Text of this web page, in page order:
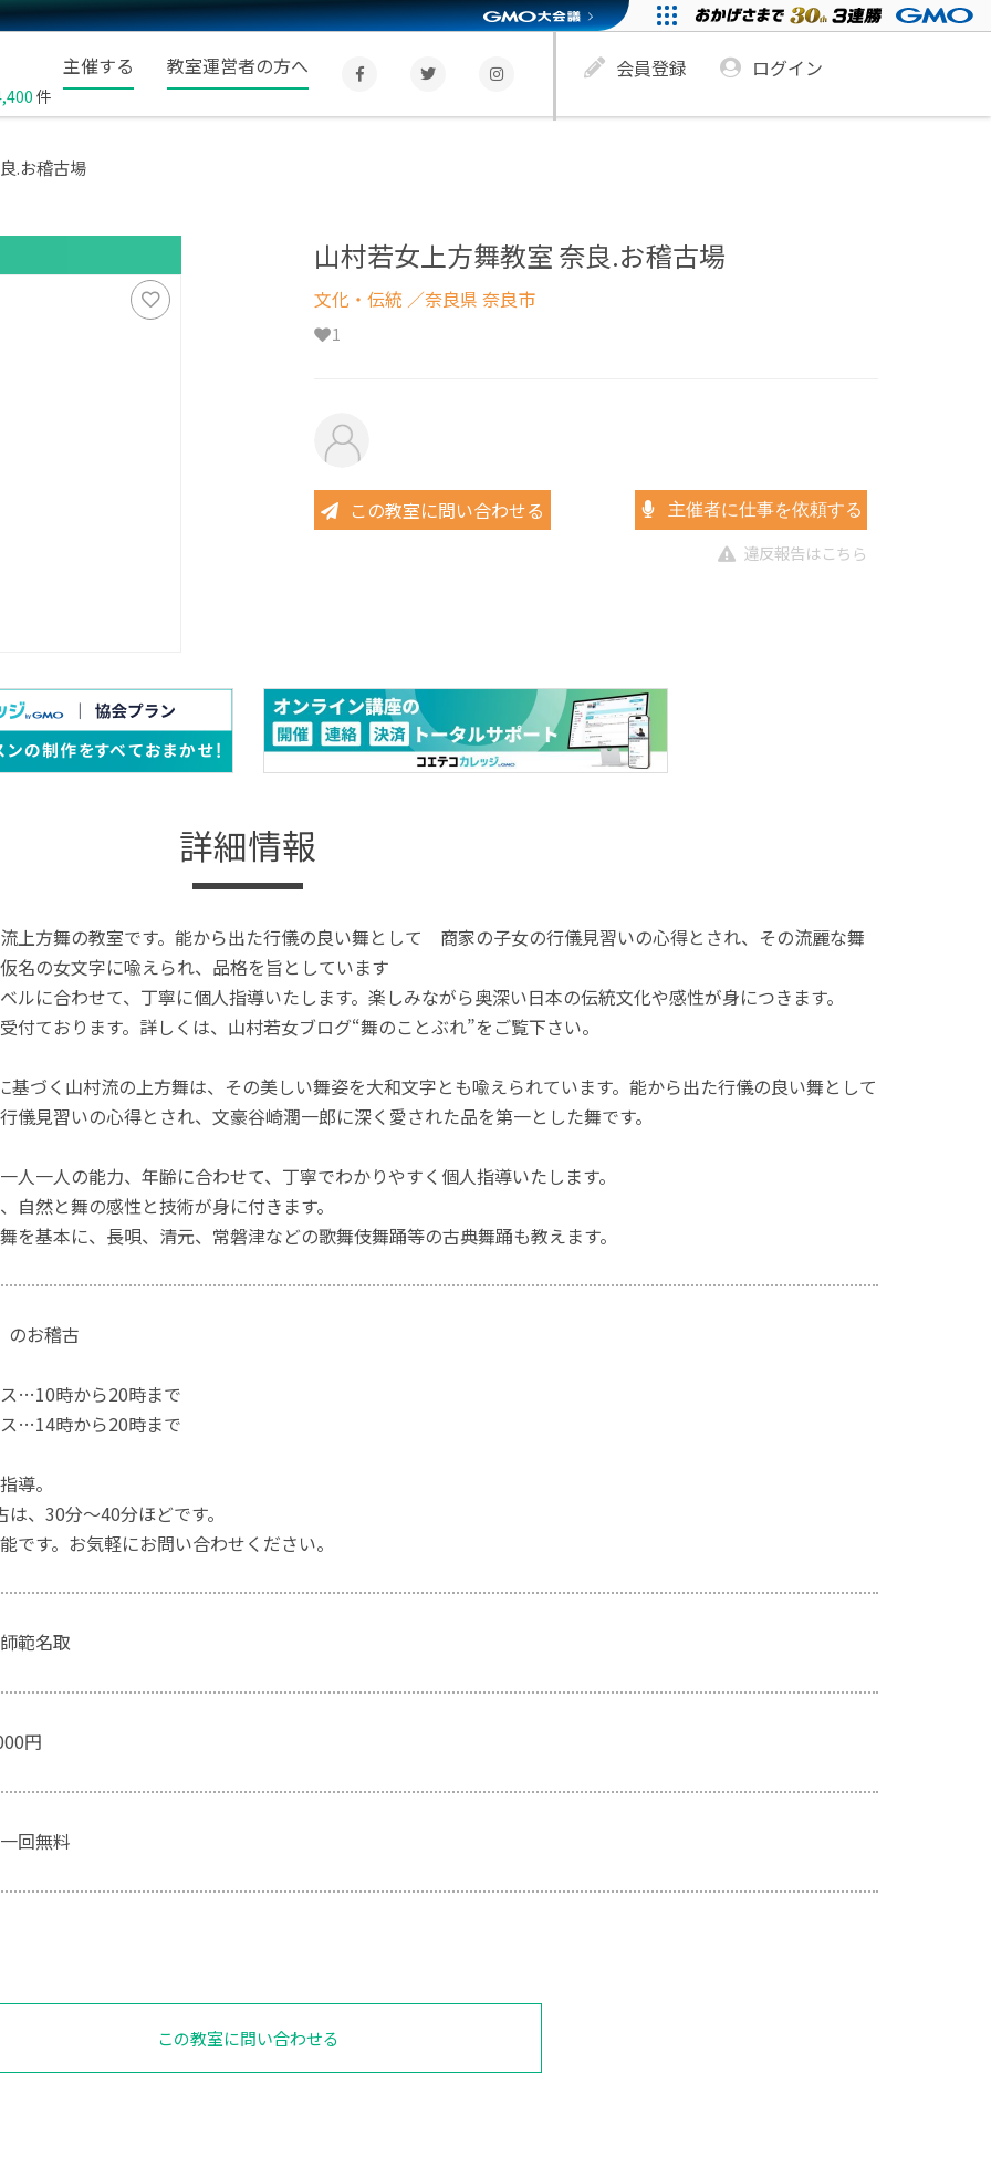
件
主催する 教室運営者の方へ 会員登録 ログイン
.お稽古場
山村若女上方舞教室 奈良.お稽古場
文化・伝統 ／奈良県 奈良市
1
この教室に問い合わせる 主催者に仕事を依頼する
違反報告はこちら
詳細情報
上方舞の教室です。能から出た行儀の良い舞として 商家の子女の行儀見習いの心得とされ、その流麗な舞
名の女文字に喩えられ、品格を旨としています
ルに合わせて、丁寧に個人指導いたします。楽しみながら奥深い日本の伝統文化や感性が身につきます。
付ております。詳しくは、山村若女ブログ“舞のことぶれ”をご覧下さい。
基づく山村流の上方舞は、その美しい舞姿を大和文字とも喩えられています。能から出た行儀の良い舞として
儀見習いの心得とされ、文豪谷崎潤一郎に深く愛された品を第一とした舞です。
人一人の能力、年齢に合わせて、丁寧でわかりやすく個人指導いたします。
自然と舞の感性と技術が身に付きます。
を基本に、長唄、清元、常磐津などの歌舞伎舞踊等の古典舞踊も教えます。
のお稽古
…10時から20時まで
…14時から20時まで
導。
、30分～40分ほどです。
です。お気軽にお問い合わせください。
範名取
円
回無料
この教室に問い合わせる